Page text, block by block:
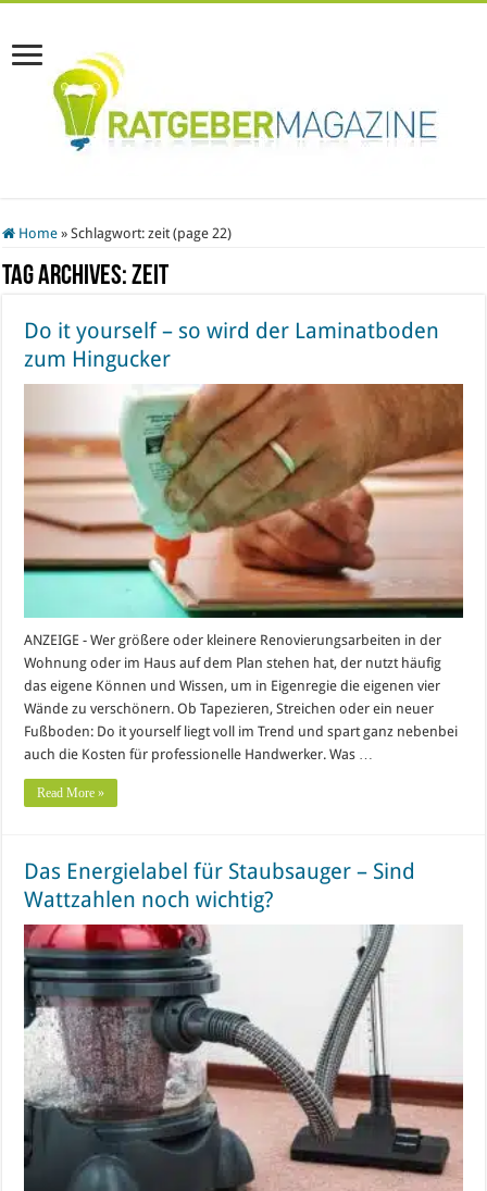
Home » Schlagwort:zeit(page 22)
Tag Archives:zeit
Do it yourself – so wird der Laminatboden
zum Hingucker
ANZEIGE - Wer größere oder kleinere Renovierungsarbeiten in der
Wohnung oder im Haus auf dem Plan stehen hat, der nutzt häufig
das eigene Können und Wissen, um in Eigenregie die eigenen vier
Wände zu verschönern. Ob Tapezieren, Streichen oder ein neuer
Fußboden: Do it yourself liegt voll im Trend und spart ganz nebenbei
auch die Kosten für professionelle Handwerker. Was …
Read More »
Das Energielabel für Staubsauger – Sind
Wattzahlen noch wichtig?